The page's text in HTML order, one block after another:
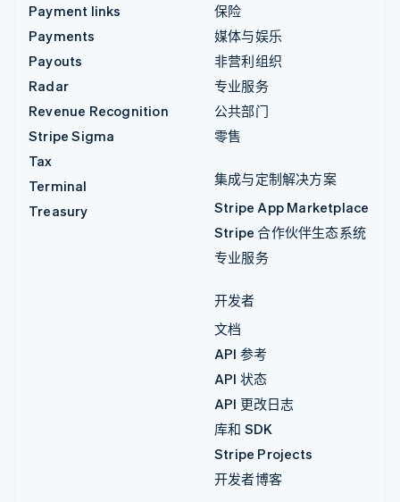
Payment links
Payments
Payouts
Radar
Revenue Recognition
Stripe Sigma
Tax
Terminal
Treasury
保险
媒体与娱乐
非营利组织
专业服务
公共部门
零售
集成与定制解决方案
Stripe App Marketplace
Stripe 合作伙伴生态系统
专业服务
开发者
文档
API 参考
API 状态
API 更改日志
库和 SDK
Stripe Projects
开发者博客